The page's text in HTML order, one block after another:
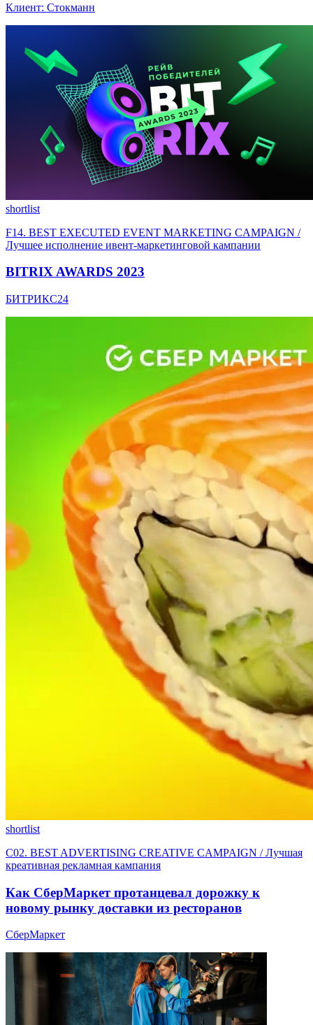
Клиент: Стокманн
shortlist
F14. BEST EXECUTED EVENT MARKETING CAMPAIGN /
Лучшее исполнение ивент-маркетинговой кампании
BITRIX AWARDS 2023
БИТРИКС24
shortlist
C02. BEST ADVERTISING CREATIVE CAMPAIGN / Лучшая
креативная рекламная кампания
Как СберМаркет протанцевал дорожку к
новому рынку доставки из ресторанов
СберМаркет